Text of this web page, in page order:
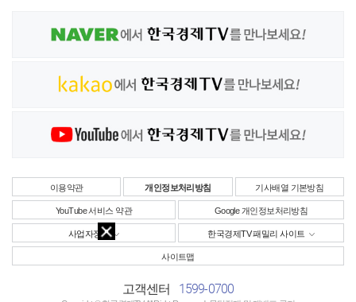
이용약관 개인정보처리방침 기사배열 기본방침
YouTube 서비스 약관 Google 개인정보처리방침
사업자정보 한국경제TV 패밀리 사이트
사이트맵
고객센터 1599-0700